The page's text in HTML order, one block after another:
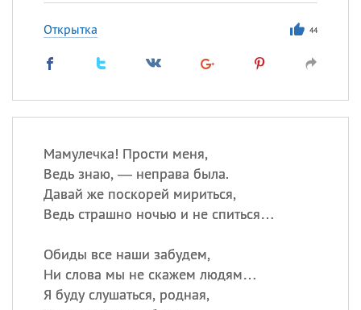
Открытка 44
Мамулечка! Прости меня,
Ведь знаю, — неправа была.
Давай же поскорей мириться,
Ведь страшно ночью и не спиться…
Обиды все наши забудем,
Ни слова мы не скажем людям…
Я буду слушаться, родная,